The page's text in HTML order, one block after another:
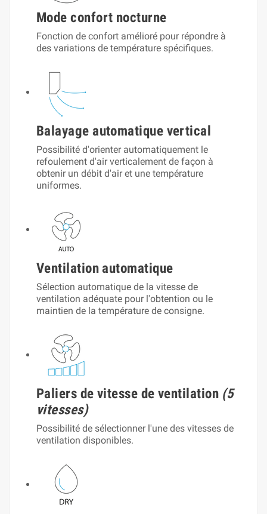
Mode confort nocturne
Fonction de confort amélioré pour répondre à
des variations de température spécifiques.
Balayage automatique vertical
Possibilité d'orienter automatiquement le
refoulement d'air verticalement de façon à
obtenir un débit d'air et une température
uniformes.
Ventilation automatique
Sélection automatique de la vitesse de
ventilation adéquate pour l'obtention ou le
maintien de la température de consigne.
Paliers de vitesse de ventilation (5
vitesses)
Possibilité de sélectionner l'une des vitesses de
ventilation disponibles.